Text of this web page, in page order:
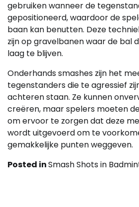
gebruiken wanneer de
gepositioneerd, waardoor de
baan kan benutten. Deze
zijn op gravelbanen waar de bal
laag te blijven.
Onderhands smashes zijn het
tegenstanders die te agressief
achteren staan. Ze kunnen
creëren, maar spelers moeten
om ervoor te zorgen dat deze
wordt uitgevoerd om te
gemakkelijke punten weggeven.
Posted inSmash Shots in